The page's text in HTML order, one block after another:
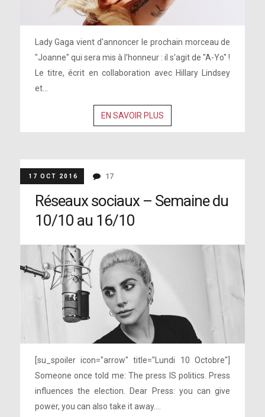
Lady Gaga vient d'annoncer le prochain morceau de
"Joanne" qui sera mis à l'honneur : il s'agit de "A-Yo" !
Le titre, écrit en collaboration avec Hillary Lindsey
et...
EN SAVOIR PLUS
17 OCT 2016 17
Réseaux sociaux – Semaine du
10/10 au 16/10
[su_spoiler icon="arrow" title="Lundi 10 Octobre"]
Someone once told me: The press IS politics. Press
influences the election. Dear Press: you can give
power, you can also take it away....